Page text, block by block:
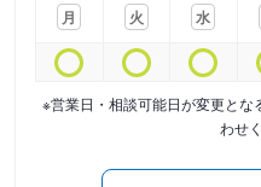
月
火
水
※営業日・相談可能日が変更と
わせ